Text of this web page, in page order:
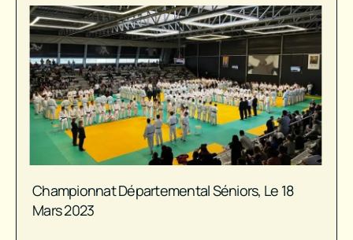
Championnat Départemental Séniors, Le 18
Mars 2023